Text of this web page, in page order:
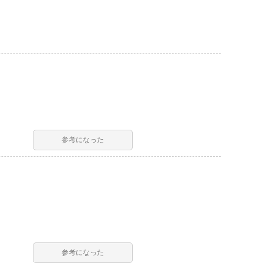
参考になった
参考になった